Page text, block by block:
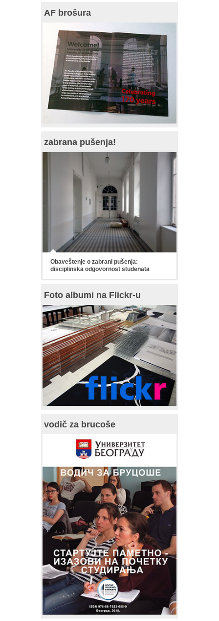
AF brošura
zabrana pušenja!
Obaveštenje o zabrani pušenja:
disciplinska odgovornost studenata
Foto albumi na Flickr-u
vodič za brucoše